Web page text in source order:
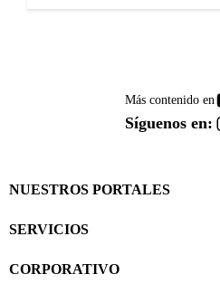
Más contenido en
Síguenos en:
NUESTROS PORTALES
SERVICIOS
CORPORATIVO